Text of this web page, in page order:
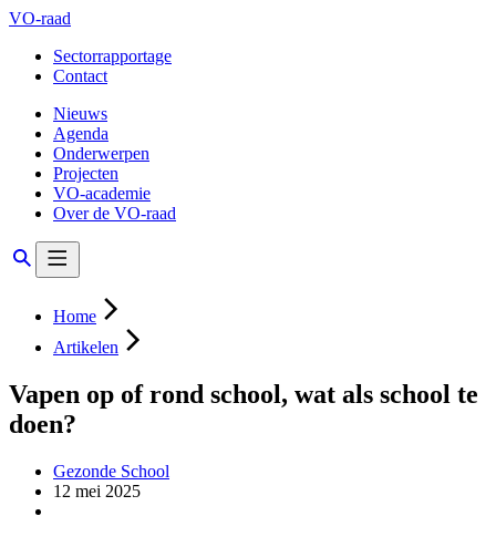
VO-raad
Sectorrapportage
Contact
Nieuws
Agenda
Onderwerpen
Projecten
VO-academie
Over de VO-raad
Home
Artikelen
Vapen op of rond school, wat als school te
doen?
Gezonde School
12 mei 2025